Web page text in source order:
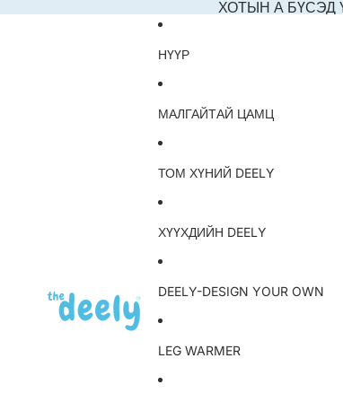
ХОТЫН А БҮСЭД
НҮҮР
МАЛГАЙТАЙ ЦАМЦ
ТОМ ХҮНИЙ DEELY
ХҮҮХДИЙН DEELY
DEELY-DESIGN YOUR OWN
LEG WARMER